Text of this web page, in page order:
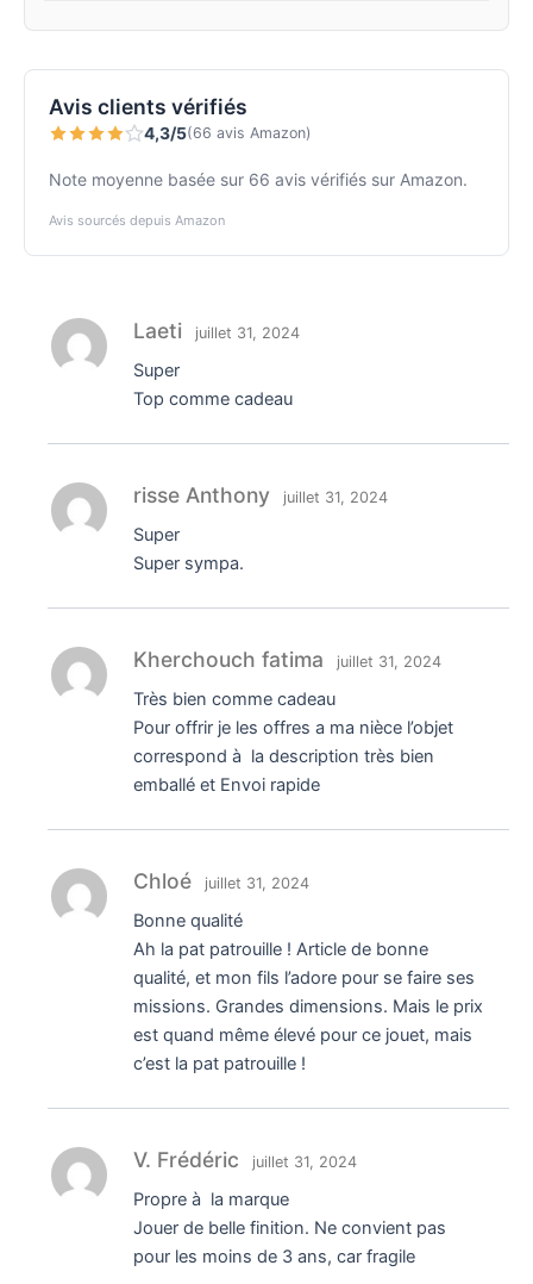
Avis clients vérifiés
4,3/5(66 avis Amazon)
Note moyenne basée sur 66 avis vérifiés sur Amazon.
Avis sourcés depuis Amazon
Laeti juillet 31, 2024
Super
Top comme cadeau
risse Anthony juillet 31, 2024
Super
Super sympa.
Kherchouch fatima juillet 31, 2024
Très bien comme cadeau
Pour offrir je les offres a ma nièce l’objet
correspond à la description très bien
emballé et Envoi rapide
Chloé juillet 31, 2024
Bonne qualité
Ah la pat patrouille ! Article de bonne
qualité, et mon fils l’adore pour se faire ses
missions. Grandes dimensions. Mais le prix
est quand même élevé pour ce jouet, mais
c’est la pat patrouille !
V. Frédéric juillet 31, 2024
Propre à la marque
Jouer de belle finition. Ne convient pas
pour les moins de 3 ans, car fragile